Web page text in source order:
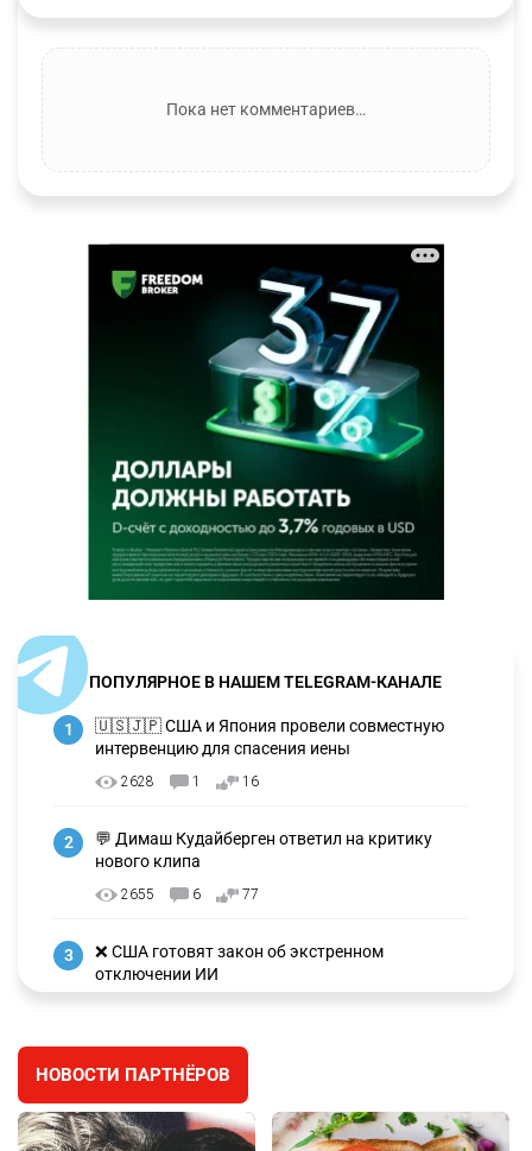
Пока нет комментариев…
ПОПУЛЯРНОЕ В НАШЕМ TELEGRAM-КАНАЛЕ
1
🇺🇸🇯🇵 США и Япония провели совместную
интервенцию для спасения иены
2628 1 16
2
💬 Димаш Кудайберген ответил на критику
нового клипа
2655 6 77
3
❌ США готовят закон об экстренном
отключении ИИ
4
🗣 Мужчина сказал тост на свадьбе и
заработал уголовное дело
2336 11 79
НОВОСТИ ПАРТНЁРОВ